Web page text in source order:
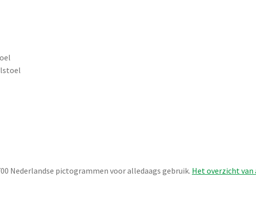
Nederlandse pictogrammen voor alledaags gebruik. Het overzicht van